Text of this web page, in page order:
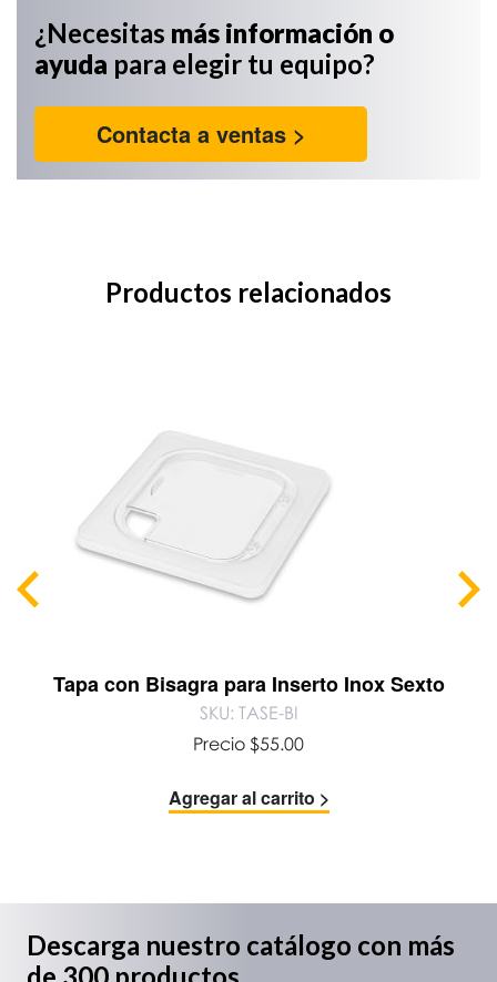
¿Necesitas más información o
ayuda para elegir tu equipo?
Contacta a ventas >
Productos relacionados
Tapa con Bisagra para Inserto Inox Sexto
SKU: TASE-BI
Precio $55.00
Agregar al carrito >
Descarga nuestro catálogo con más